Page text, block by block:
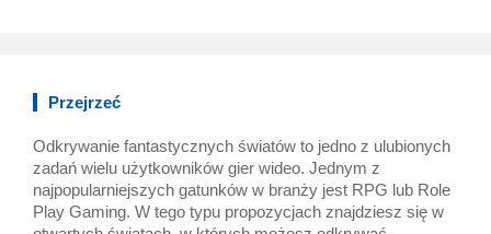
Przejrzeć
Odkrywanie fantastycznych światów to jedno z ulubionych
zadań wielu użytkowników gier wideo. Jednym z
najpopularniejszych gatunków w branży jest RPG lub Role
Play Gaming. W tego typu propozycjach znajdziesz się w